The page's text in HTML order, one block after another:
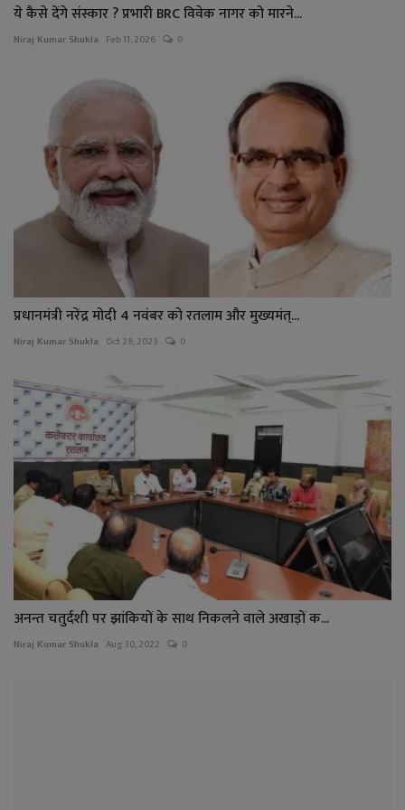
ये कैसे देंगे संस्कार ? प्रभारी BRC विवेक नागर को मारने...
Niraj Kumar Shukla Feb 11, 2026 0
प्रधानमंत्री नरेंद्र मोदी 4 नवंबर को रतलाम और मुख्यमंत्...
Niraj Kumar Shukla Oct 28, 2023 0
अनन्त चतुर्दशी पर झांकियों के साथ निकलने वाले अखाड़ों क...
Niraj Kumar Shukla Aug 30, 2022 0